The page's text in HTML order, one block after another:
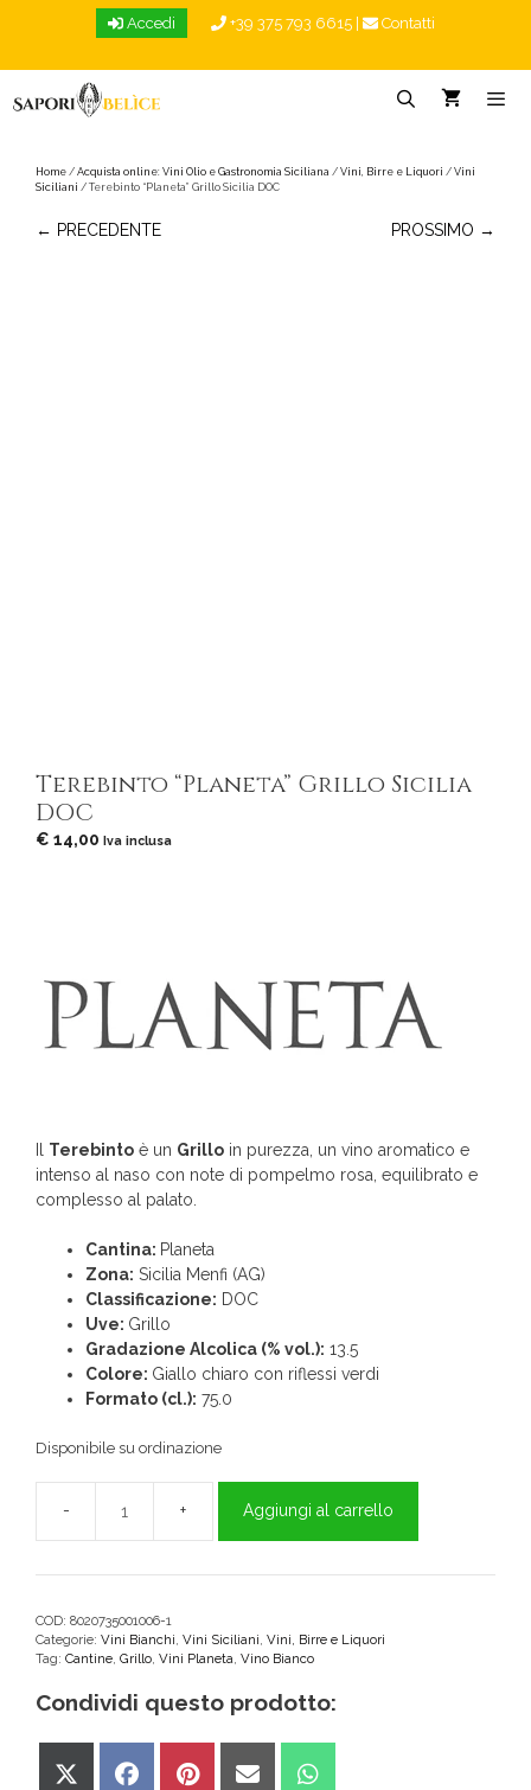
Accedi +39 375 793 6615 Contatti
Home / Acquista online: Vini Olio e Gastronomia Siciliana / Vini, Birre e Liquori / Vini
Siciliani / Terebinto “Planeta” Grillo Sicilia DOC
← PRECEDENTE PROSSIMO →
Terebinto “Planeta” Grillo Sicilia
DOC
€ 14,00 Iva inclusa
Il Terebinto è un Grillo in purezza, un vino aromatico e
intenso al naso con note di pompelmo rosa, equilibrato e
complesso al palato.
Cantina: Planeta
Zona: Sicilia Menfi (AG)
Classificazione: DOC
Uve: Grillo
Gradazione Alcolica (% vol.): 13.5
Colore: Giallo chiaro con riflessi verdi
Formato (cl.): 75.0
Disponibile su ordinazione
Terebinto
"Planeta"
Grillo
quantità
Aggiungi al carrello
COD: 8020735001006-1
Categorie: Vini Bianchi, Vini Siciliani, Vini, Birre e Liquori
Tag: Cantine, Grillo, Vini Planeta, Vino Bianco
Condividi questo prodotto:
Share
Share
Share
Share
Share